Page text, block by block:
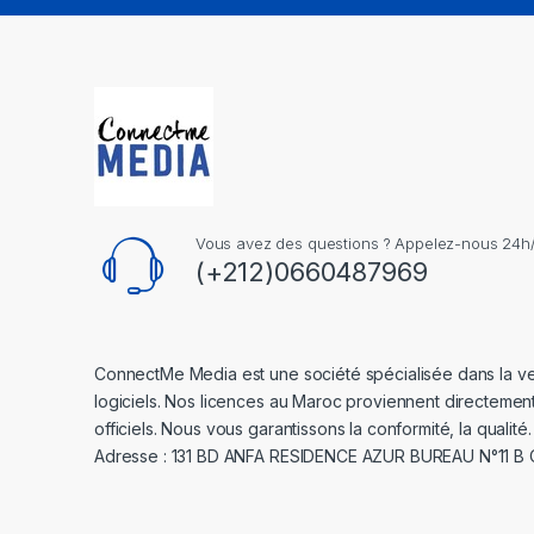
Vous avez des questions ? Appelez-nous
(+212)0660487969
ConnectMe Media est une société spécialisée dans la
logiciels. Nos licences au Maroc proviennent
officiels. Nous vous garantissons la conformité, la qualité.
Adresse : 131 BD ANFA RESIDENCE AZUR BUREAU N°11 B